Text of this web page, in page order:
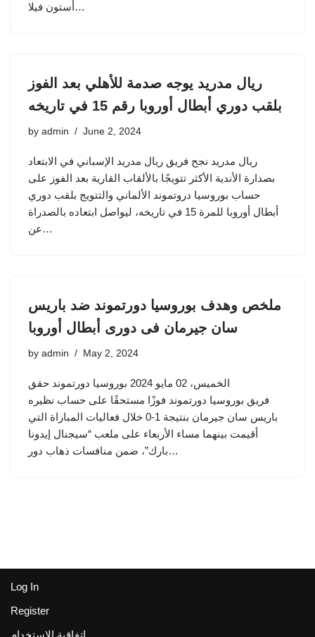
أستون فيلا…
ريال مدريد يوجه صدمة للأهلي بعد الفوز
بلقب دوري أبطال أوروبا رقم 15 في تاريخه
by admin June 2, 2024
ريال مدريد نجح فريق ريال مدريد الإسباني في الابتعاد
بصدارة الأندية الأكثر تتويجًا بالألقاب القارية بعد الفوز على
حساب بوروسيا دروتموند الألماني والتتويج بلقب دوري
أبطال أوروبا للمرة 15 في تاريخه، ليواصل ابتعاده بالصدراة
عن…
ملخص وهدف بوروسيا دورتموند ضد باريس
سان جيرمان فى دورى أبطال أوروبا
by admin May 2, 2024
الخميس، 02 مايو 2024 بوروسيا دورتموند حقق
فريق بوروسيا دورتموند فوزًا مستحقًا على حساب نظيره
باريس سان جيرمان بنتيجة 1-0 خلال فعاليات المباراة التي
أقيمت بينهما مساء الأربعاء على ملعب “سيجنال إيدونا
بارك”، ضمن منافسات ذهاب دور…
Log In
Register